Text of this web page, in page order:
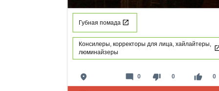
Губная помада
Консилеры, корректоры для лица, хайлайтеры,
люминайзеры
place thumb_down 0 thumb_up 0
mode_comment 0